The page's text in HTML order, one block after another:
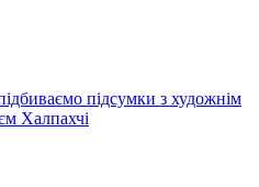
підсумки з художнім
Халпахчі